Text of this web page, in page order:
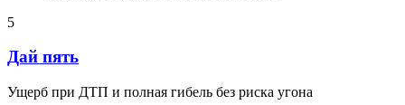
5
Дай пять
Ущерб при ДТП и полная гибель без риска угона